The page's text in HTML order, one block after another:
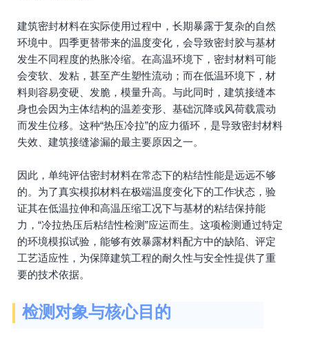
建筑密封材料在实际使用过程中，长期暴露于复杂的自然
环境中。四季更替带来的温度变化，会导致密封胶与基材
发生不同程度的热胀冷缩。在高温环境下，密封材料可能
会变软、发粘，甚至产生塑性流动；而在低温环境下，材
料则容易变硬、发脆，模量升高。与此同时，建筑接缝本
身也会因为主体结构的温差变形、基础沉降或风荷载震动
而发生位移。这种“热压冷拉”的应力循环，是导致密封材料
失效、建筑接缝渗漏的最主要原因之一。
因此，单纯评估密封材料在常态下的粘结性能是远远不够
的。为了真实模拟材料在极端温度变化下的工作状态，验
证其在低温拉伸和高温压缩工况下与基材的粘结保持能
力，“冷拉热压后粘结性检测”应运而生。这项检测通过特定
的环境模拟试验，能够有效暴露材料配方中的缺陷、评定
工艺适应性，为保障建筑工程的耐久性与安全性提供了重
要的技术依据。
检测对象与核心目的